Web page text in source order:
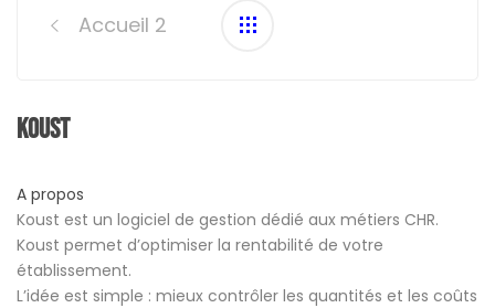
navigationAccueil 2
Koust
A propos
Koust est un logiciel de gestion dédié aux métiers CHR.
Koust permet d’optimiser la rentabilité de votre
établissement.
L’idée est simple : mieux contrôler les quantités et les coûts